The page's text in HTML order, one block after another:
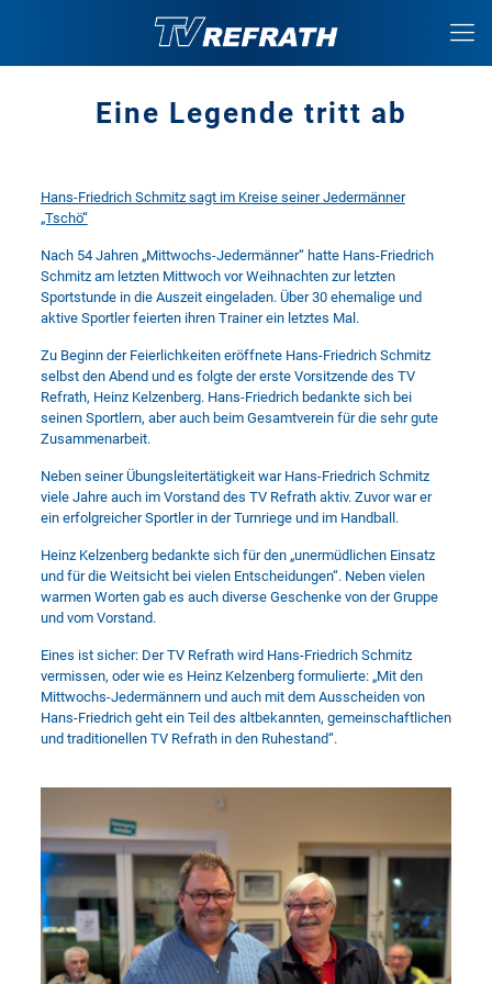
Eine Legende tritt ab
Hans-Friedrich Schmitz sagt im Kreise seiner Jedermänner
„Tschö“
Nach 54 Jahren „Mittwochs-Jedermänner“ hatte Hans-Friedrich
Schmitz am letzten Mittwoch vor Weihnachten zur letzten
Sportstunde in die Auszeit eingeladen. Über 30 ehemalige und
aktive Sportler feierten ihren Trainer ein letztes Mal.
Zu Beginn der Feierlichkeiten eröffnete Hans-Friedrich Schmitz
selbst den Abend und es folgte der erste Vorsitzende des TV
Refrath, Heinz Kelzenberg. Hans-Friedrich bedankte sich bei
seinen Sportlern, aber auch beim Gesamtverein für die sehr gute
Zusammenarbeit.
Neben seiner Übungsleitertätigkeit war Hans-Friedrich Schmitz
viele Jahre auch im Vorstand des TV Refrath aktiv. Zuvor war er
ein erfolgreicher Sportler in der Turnriege und im Handball.
Heinz Kelzenberg bedankte sich für den „unermüdlichen Einsatz
und für die Weitsicht bei vielen Entscheidungen“. Neben vielen
warmen Worten gab es auch diverse Geschenke von der Gruppe
und vom Vorstand.
Eines ist sicher: Der TV Refrath wird Hans-Friedrich Schmitz
vermissen, oder wie es Heinz Kelzenberg formulierte: „Mit den
Mittwochs-Jedermännern und auch mit dem Ausscheiden von
Hans-Friedrich geht ein Teil des altbekannten, gemeinschaftlichen
und traditionellen TV Refrath in den Ruhestand“.